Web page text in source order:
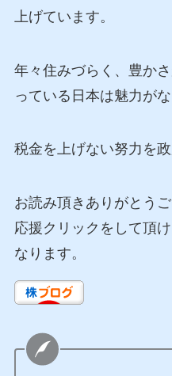
上げています。
年々住みづらく、豊か
っている日本は魅力がな
税金を上げない努力を
お読み頂きありがとうご
応援クリックをして頂
なります。